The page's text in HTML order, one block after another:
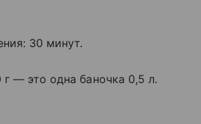
30 минут.
— это одна баночка 0,5 л.